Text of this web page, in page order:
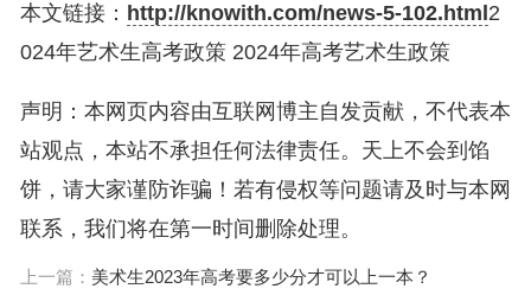
一、美术高考的定义：
自主进行，考生需完成当年高考报名和专业考试报名
手续，具体考试时间由各地自行决定，一般在统一高
考时间前的半年内进行。
本文链接： http://knowith.com/news-5-102.html 2
024年艺术生高考政策 2024年高考艺术生政策
声明：本网页内容由互联网博主自发贡献，不代表本
站观点，本站不承担任何法律责任。天上不会到馅
饼，请大家谨防诈骗！若有侵权等问题请及时与本网
联系，我们将在第一时间删除处理。
上一篇： 美术生2023年高考要多少分才可以上一本？